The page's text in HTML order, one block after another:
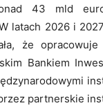
43 mld
latach 2026 i
że opracowuje
Bankiem
partnerskie